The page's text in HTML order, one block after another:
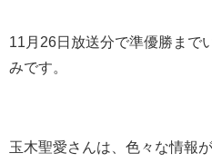
11月26日放送分で準優勝まで
みです。
玉木聖愛さんは、色々な情報